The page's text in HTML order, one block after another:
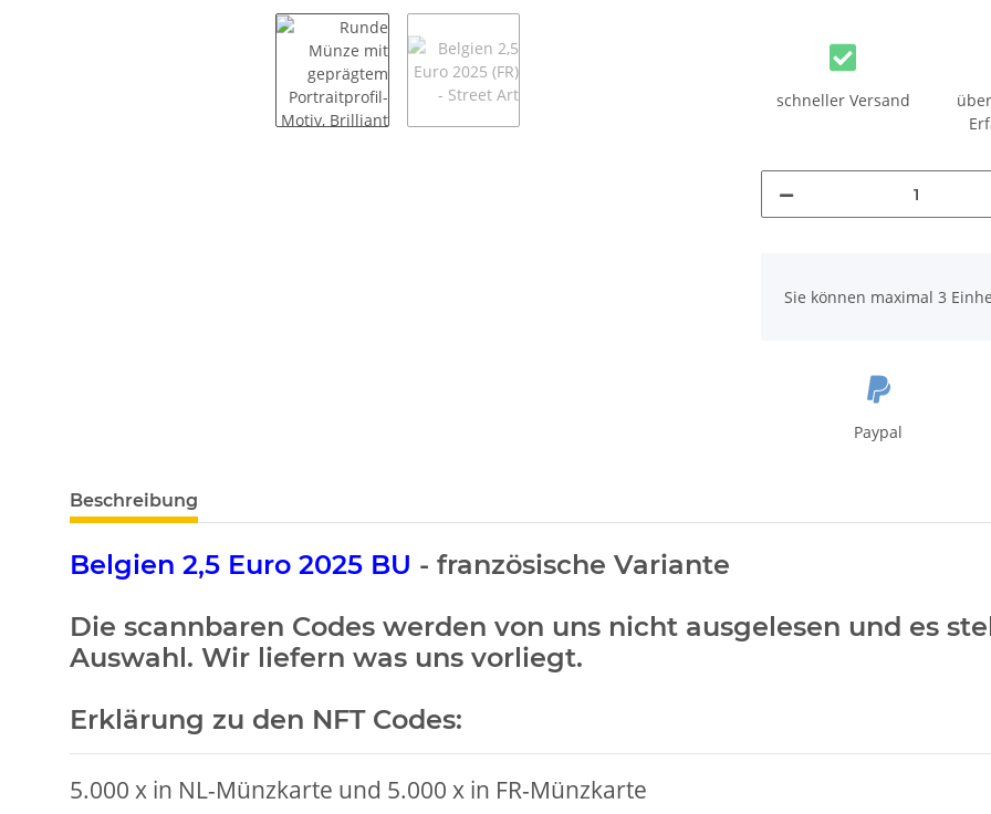
schneller Versand
Sie können maximal 3
Paypal
weitere Registerkarten anzeigen
Beschreibung
Belgien 2,5 Euro 2025 BU - französische Variante
Die scannbaren Codes werden von uns nicht ausgelesen und es
Auswahl. Wir liefern was uns vorliegt.
Erklärung zu den NFT Codes:
5.000 x in NL-Münzkarte und 5.000 x in FR-Münzkarte